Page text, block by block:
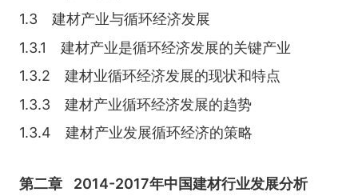
1.3 建材产业与循环经济发展
1.3.1 建材产业是循环经济发展的关键产业
1.3.2 建材业循环经济发展的现状和特点
1.3.3 建材产业循环经济发展的趋势
1.3.4 建材产业发展循环经济的策略
第二章 2014-2017年中国建材行业发展分析